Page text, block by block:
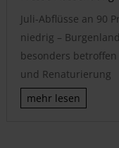
Juli-Abflüsse an 90
niedrig –
besonders
und Renaturierung
mehr lesen